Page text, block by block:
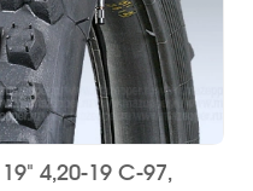
19 С-97,